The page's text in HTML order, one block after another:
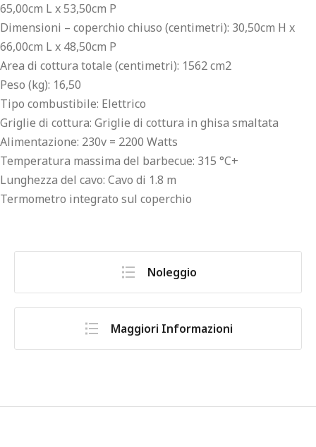
65,00cm L x 53,50cm P
Dimensioni – coperchio chiuso (centimetri): 30,50cm H x
66,00cm L x 48,50cm P
Area di cottura totale (centimetri): 1562 cm2
Peso (kg): 16,50
Tipo combustibile: Elettrico
Griglie di cottura: Griglie di cottura in ghisa smaltata
Alimentazione: 230v = 2200 Watts
Temperatura massima del barbecue: 315 °C+
Lunghezza del cavo: Cavo di 1.8 m
Termometro integrato sul coperchio
Noleggio
Maggiori Informazioni